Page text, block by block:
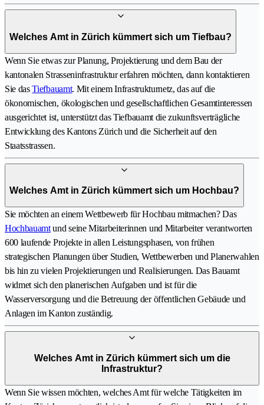
Welches Amt in Zürich kümmert sich um Tiefbau?
Wenn Sie etwas zur Planung, Projektierung und dem Bau der
kantonalen Strasseninfrastruktur erfahren möchten, dann kontaktieren
Sie dasTiefbauamt. Mit einem Infrastrukturnetz, das auf die
ökonomischen, ökologischen und gesellschaftlichen Gesamtinteressen
ausgerichtet ist, unterstützt das Tiefbauamt die zukunftsverträgliche
Entwicklung des Kantons Zürich und die Sicherheit auf den
Staatsstrassen.
Welches Amt in Zürich kümmert sich um Hochbau?
Sie möchten an einem Wettbewerb für Hochbau mitmachen? Das
Hochbauamtund seine Mitarbeiterinnen und Mitarbeiter verantworten
600 laufende Projekte in allen Leistungsphasen, von frühen
strategischen Planungen über Studien, Wettbewerben und Planerwahlen
bis hin zu vielen Projektierungen und Realisierungen. Das Bauamt
widmet sich den planerischen Aufgaben und ist für die
Wasserversorgung und die Betreuung der öffentlichen Gebäude und
Anlagen im Kanton zuständig.
Welches Amt in Zürich kümmert sich um die
Infrastruktur?
Wenn Sie wissen möchten, welches Amt für welche Tätigkeiten im